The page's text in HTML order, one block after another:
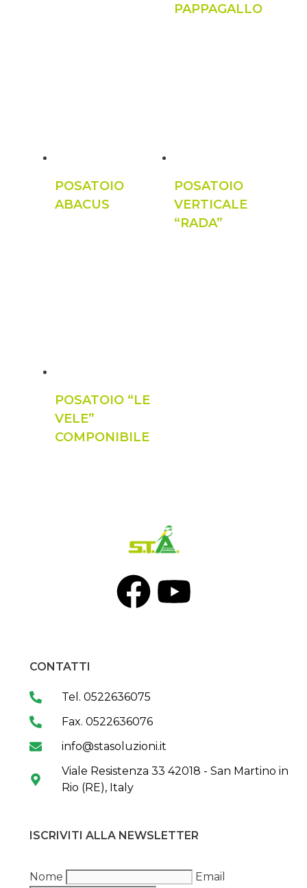
PAPPAGALLO
POSATOIO
ABACUS
POSATOIO
VERTICALE
“RADA”
POSATOIO “LE
VELE”
COMPONIBILE
CONTATTI
Tel. 0522636075
Fax. 0522636076
info@stasoluzioni.it
Viale Resistenza 33 42018 - San Martino in
Rio (RE), Italy
ISCRIVITI ALLA NEWSLETTER
Nome
Email